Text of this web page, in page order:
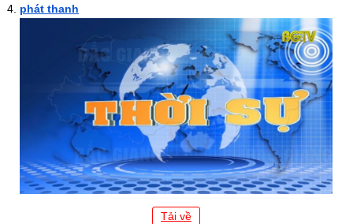
phát thanh
Tải về